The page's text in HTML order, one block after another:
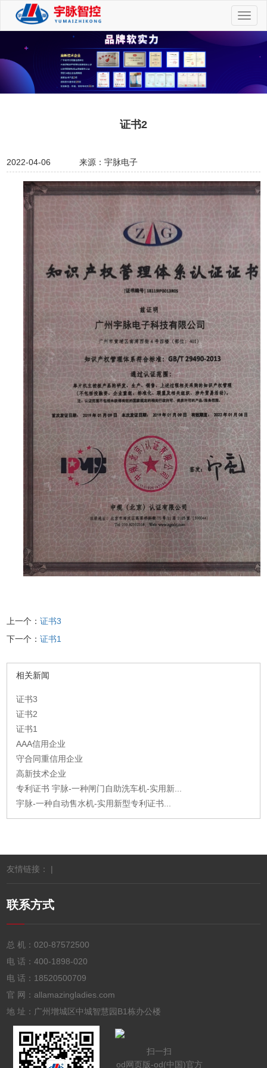
切
换
证书2
2022-04-06 来源：宇脉电子
上一个：证书3
下一个：证书1
相关新闻
证书3
证书2
证书1
AAA信用企业
守合同重信用企业
高新技术企业
专利证书 宇脉-一种闸门自助洗车机-实用新...
宇脉-一种自动售水机-实用新型专利证书...
友情链接： |
联系方式
总 机：020-87572500
电 话：400-1898-020
电 话： 18520500709
官 网：allamazingladies.com
地 址：广州增城区中城智慧园B1栋办公楼
扫一扫
od网页版-od(中国)官方